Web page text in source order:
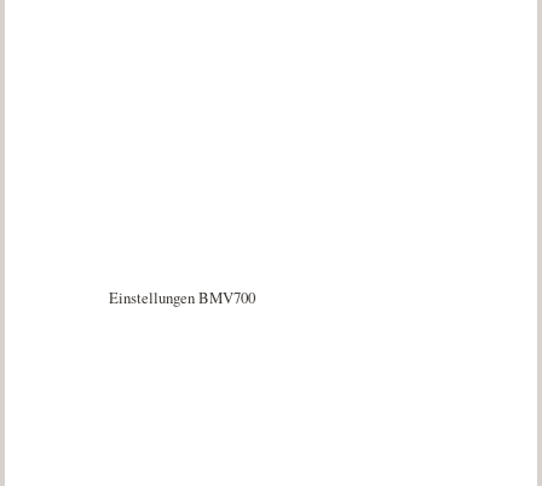
Einstellungen BMV700